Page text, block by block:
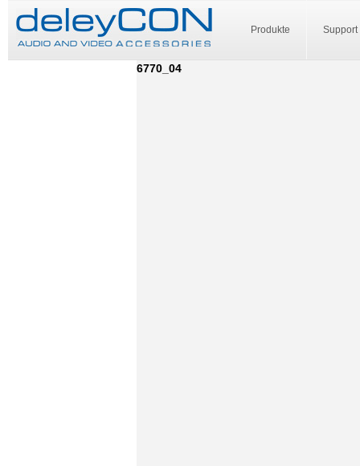
Produkte Support
6770_04